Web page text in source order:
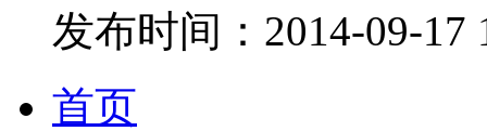
发布时间：2014-09-
首页